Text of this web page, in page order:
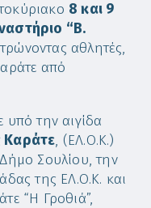
8 και 9
“Β.
αθλητές,
από
την αιγίδα
Καράτε, (ΕΛ.Ο.Κ.)
Σουλίου, την
της ΕΛ.Ο.Κ. και
“Η Γροθιά”,